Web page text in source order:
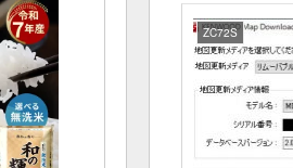
ZC72S